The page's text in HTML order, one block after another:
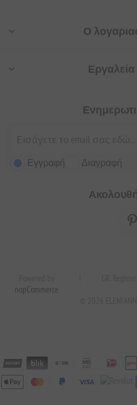
Ο
Εγγραφή Διαγραφή
nopCommerce